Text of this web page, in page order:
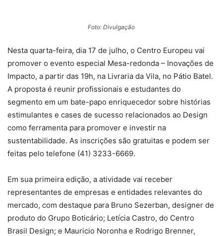
Foto: Divulgação
Nesta quarta-feira, dia 17 de julho, o Centro Europeu vai
promover o evento especial Mesa-redonda – Inovações de
Impacto, a partir das 19h, na Livraria da Vila, no Pátio Batel.
A proposta é reunir profissionais e estudantes do
segmento em um bate-papo enriquecedor sobre histórias
estimulantes e cases de sucesso relacionados ao Design
como ferramenta para promover e investir na
sustentabilidade. As inscrições são gratuitas e podem ser
feitas pelo telefone (41) 3233-6669.
Em sua primeira edição, a atividade vai receber
representantes de empresas e entidades relevantes do
mercado, com destaque para Bruno Sezerban, designer de
produto do Grupo Boticário; Letícia Castro, do Centro
Brasil Design; e Mauricio Noronha e Rodrigo Brenner,